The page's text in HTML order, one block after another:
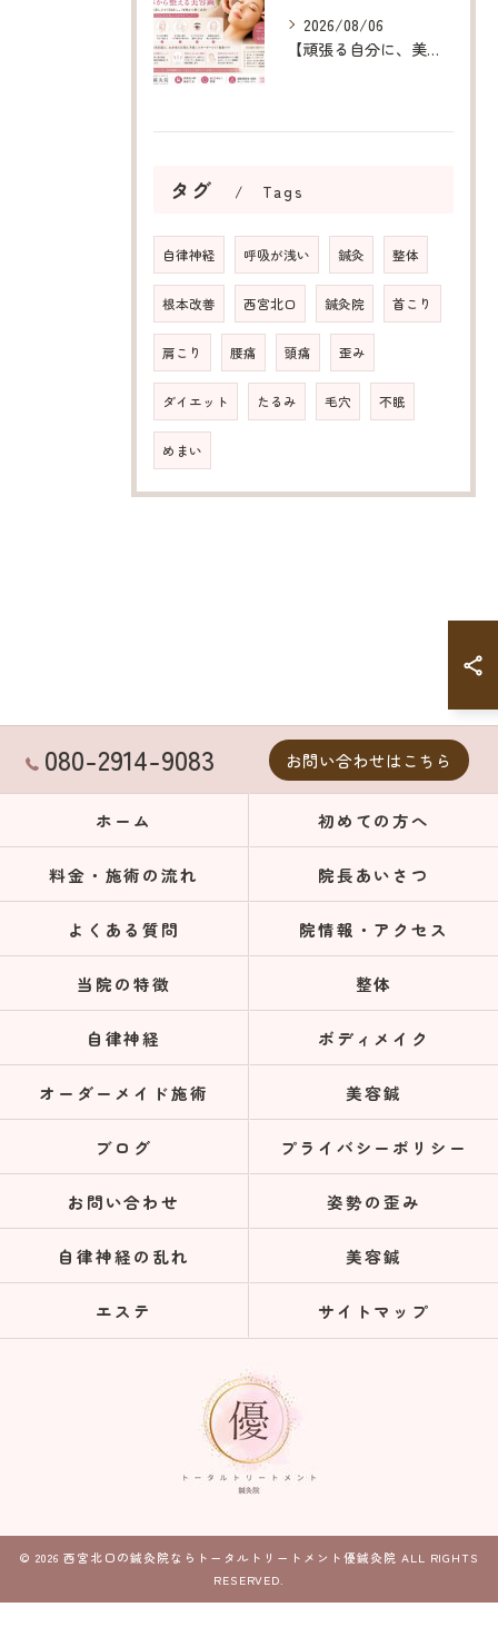
2026/08/06
【頑張る自分に、美容鍼というご褒美を】
タグ Tags
自律神経 呼吸が浅い 鍼灸 整体
根本改善 西宮北口 鍼灸院 首こり
肩こり 腰痛 頭痛 歪み
ダイエット たるみ 毛穴 不眠
めまい
080-2914-9083 お問い合わせはこちら
ホーム 初めての方へ
料金・施術の流れ 院長あいさつ
よくある質問 院情報・アクセス
当院の特徴 整体
自律神経 ボディメイク
オーダーメイド施術 美容鍼
ブログ プライバシーポリシー
お問い合わせ 姿勢の歪み
自律神経の乱れ 美容鍼
エステ サイトマップ
© 2026 西宮北口の鍼灸院ならトータルトリートメント優鍼灸院 ALL RIGHTS
RESERVED.